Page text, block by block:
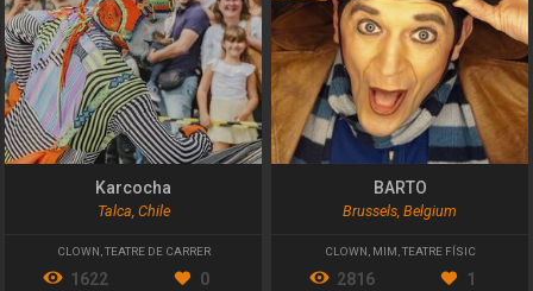
Karcocha
Talca, Chile
CLOWN ,TEATRE DE CARRER
1622 0
BARTO
Brussels, Belgium
CLOWN , MIM ,TEATRE FÍSIC
2816 1